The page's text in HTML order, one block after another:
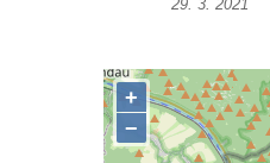
Duchcově
Pavla v
Kříž na návsi v
Kříž na
29. 3. 2021